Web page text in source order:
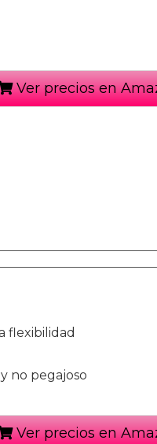
Ver precios en
flexibilidad
no pegajoso
Ver precios en